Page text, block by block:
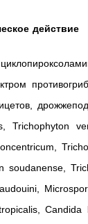
действие
Trichophyton
soudanense,